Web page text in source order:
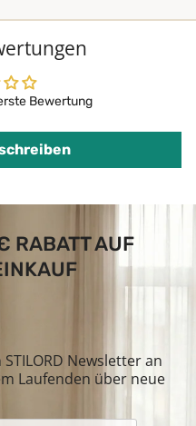
Bewertung
RABATT AUF
Newsletter an
Laufenden über neue